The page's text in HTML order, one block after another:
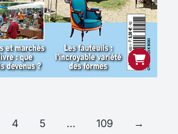
4 5 … 109 →